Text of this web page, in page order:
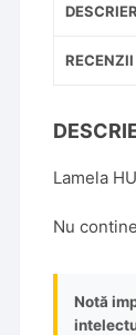
Lamela
Nu
Notă